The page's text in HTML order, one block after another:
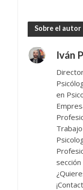
Sobre el autor
Iván
en